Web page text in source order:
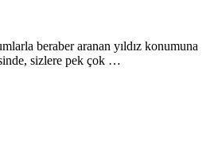
beraber aranan yıldız konumuna
sizlere pek çok …